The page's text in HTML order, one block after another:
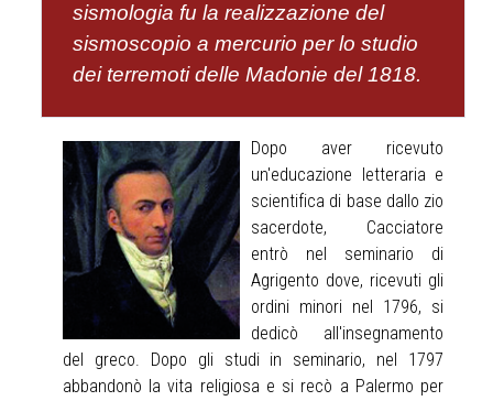
sismologia fu la realizzazione del
sismoscopio a mercurio per lo studio
dei terremoti delle Madonie del 1818.
Dopo aver ricevuto
un'educazione letteraria e
scientifica di base dallo zio
sacerdote, Cacciatore
entrò nel seminario di
Agrigento dove, ricevuti gli
ordini minori nel 1796, si
dedicò all'insegnamento
del greco. Dopo gli studi in seminario, nel 1797
abbandonò la vita religiosa e si recò a Palermo per